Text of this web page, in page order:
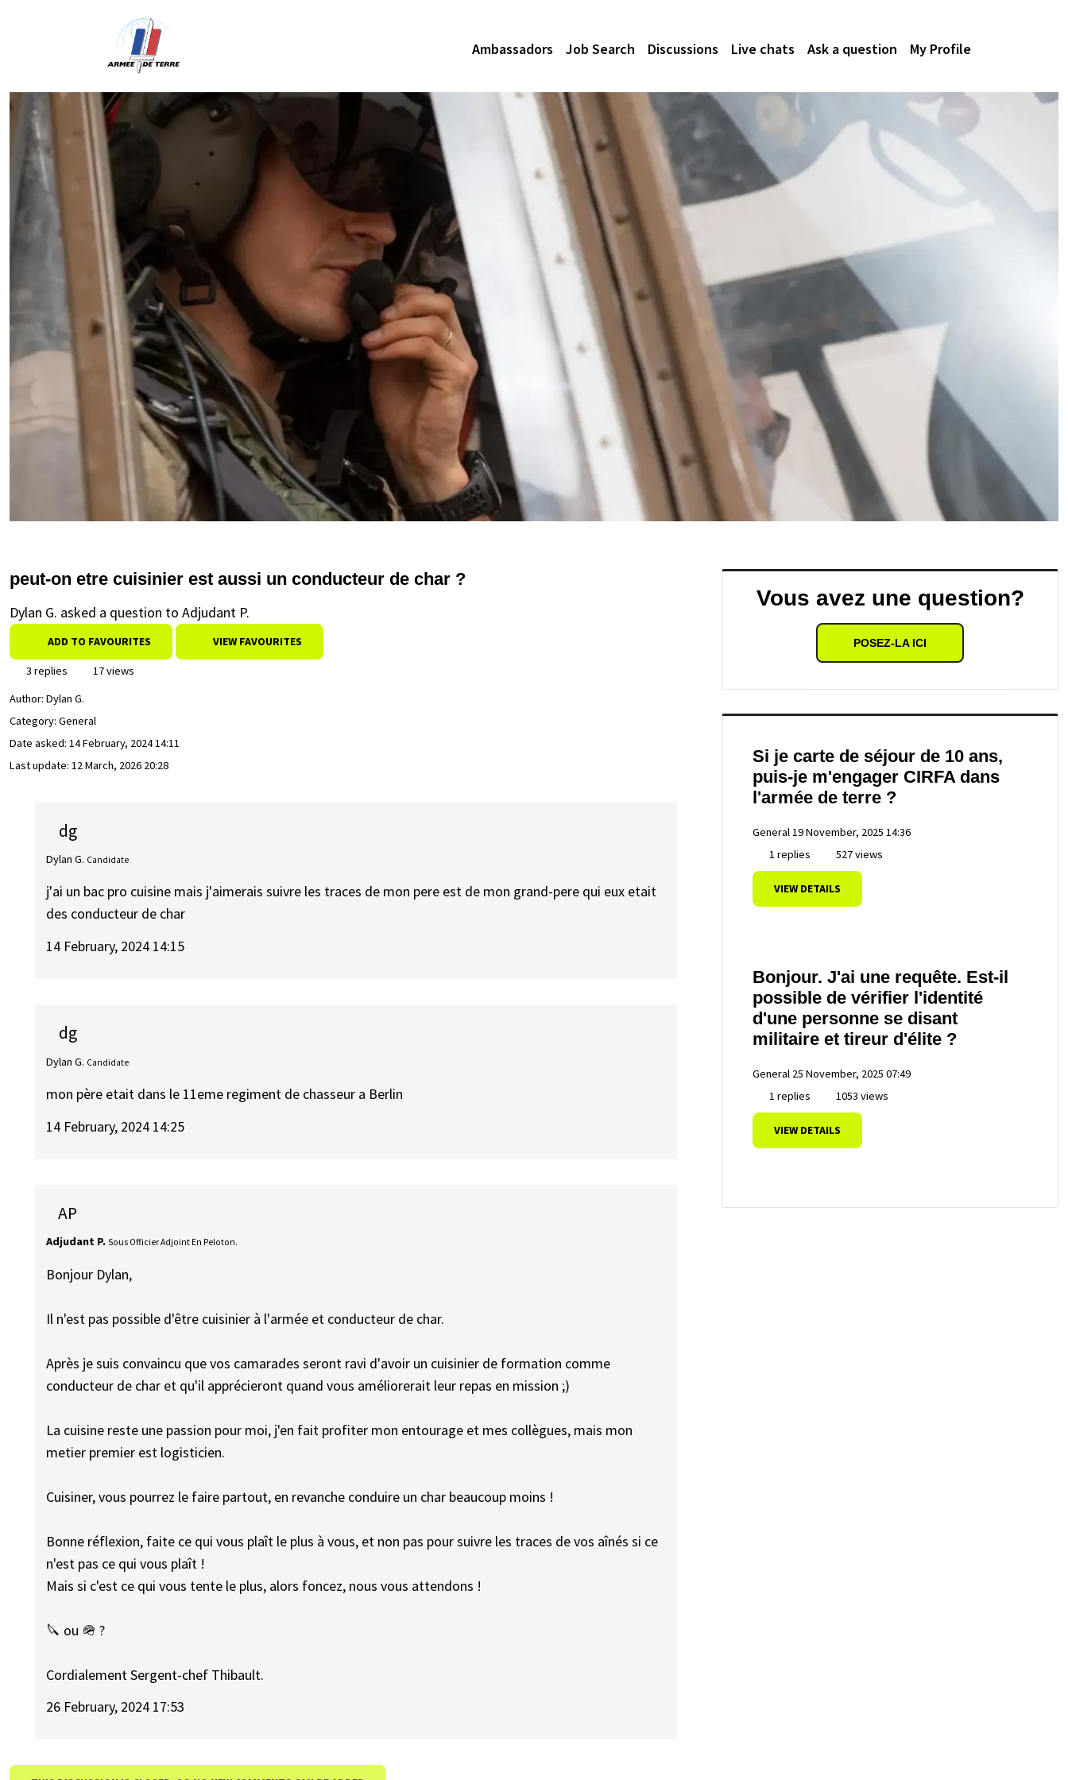
Ambassadors Job Search Discussions Live chats Ask a question My Profile
peut-on etre cuisinier est aussi un conducteur de char ?
Dylan G. asked a question to Adjudant P.
ADD TO FAVOURITES VIEW FAVOURITES
3 replies
17 views
Author: Dylan G.
Category: General
Date asked: 14 February, 2024 14:11
Last update: 12 March, 2026 20:28
dg
Dylan G. Candidate
j'ai un bac pro cuisine mais j'aimerais suivre les traces de mon pere est de mon grand-pere qui eux etait
des conducteur de char
14 February, 2024 14:15
dg
Dylan G. Candidate
mon père etait dans le 11eme regiment de chasseur a Berlin
14 February, 2024 14:25
AP
Adjudant P. Sous Officier Adjoint En Peloton.
Bonjour Dylan,
Il n'est pas possible d'être cuisinier à l'armée et conducteur de char.
Après je suis convaincu que vos camarades seront ravi d'avoir un cuisinier de formation comme
conducteur de char et qu'il apprécieront quand vous améliorerait leur repas en mission ;)
La cuisine reste une passion pour moi, j'en fait profiter mon entourage et mes collègues, mais mon
metier premier est logisticien.
Cuisiner, vous pourrez le faire partout, en revanche conduire un char beaucoup moins !
Bonne réflexion, faite ce qui vous plaît le plus à vous, et non pas pour suivre les traces de vos aînés si ce
n'est pas ce qui vous plaît !
Mais si c'est ce qui vous tente le plus, alors foncez, nous vous attendons !
🔪 ou 🪖 ?
Cordialement Sergent-chef Thibault.
26 February, 2024 17:53
Vous avez une question?
POSEZ-LA ICI
Si je carte de séjour de 10 ans,
puis-je m'engager CIRFA dans
l'armée de terre ?
General19 November, 2025 14:36
1 replies
527 views
VIEW DETAILS
Bonjour. J'ai une requête. Est-il
possible de vérifier l'identité
d'une personne se disant
militaire et tireur d'élite ?
General 25 November, 2025 07:49
1 replies
1053 views
VIEW DETAILS